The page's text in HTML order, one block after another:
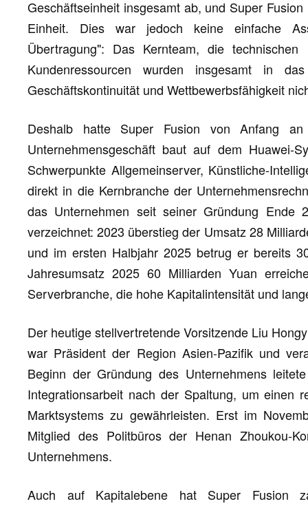
Geschäftseinheit insgesamt ab, und Super
Einheit. Dies war jedoch keine einfache
Übertragung": Das Kernteam, die
Kundenressourcen wurden insgesamt in
Geschäftskontinuität und Wettbewerbsfähigkeit
Deshalb hatte Super Fusion von Anfang
Unternehmensgeschäft baut auf dem
Schwerpunkte Allgemeinserver, Künstliche-
direkt in die Kernbranche der
das Unternehmen seit seiner Gründung Ende
verzeichnet: 2023 überstieg der Umsatz 28
und im ersten Halbjahr 2025 betrug er bereits
Jahresumsatz 2025 60 Milliarden Yuan
Serverbranche, die hohe Kapitalintensität und
Der heutige stellvertretende Vorsitzende Liu
war Präsident der Region Asien-Pazifik und
Beginn der Gründung des Unternehmens
Integrationsarbeit nach der Spaltung, um einen
Marktsystems zu gewährleisten. Erst im
Mitglied des Politbüros der Henan Zhoukou-
Unternehmens.
Auch auf Kapitalebene hat Super Fusion